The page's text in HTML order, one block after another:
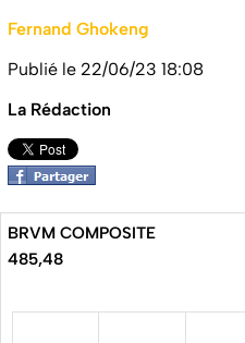
Fernand Ghokeng
Publié le 22/06/23 18:08
La Rédaction
BRVM COMPOSITE
485,48